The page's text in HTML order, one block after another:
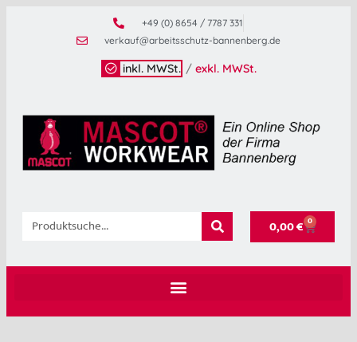
+49 (0) 8654 / 7787 331
verkauf@arbeitsschutz-bannenberg.de
inkl. MWSt. / exkl. MWSt.
0,00€ 0